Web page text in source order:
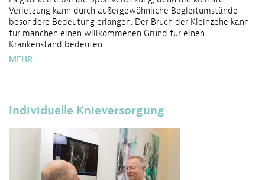
Verletzung kann durch außergewöhnliche Begleitumstände
besondere Bedeutung erlangen. Der Bruch der Kleinzehe kann
für manchen einen willkommenen Grund für einen
Krankenstand bedeuten.
MEHR
Individuelle Knieversorgung